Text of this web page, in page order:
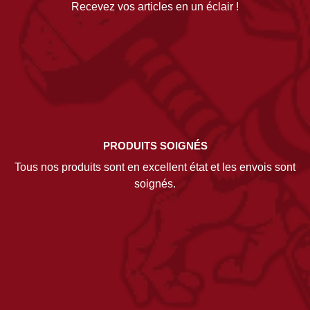
Recevez vos articles en un éclair !
PRODUITS SOIGNÉS
Tous nos produits sont en excellent état et les envois sont
soignés.